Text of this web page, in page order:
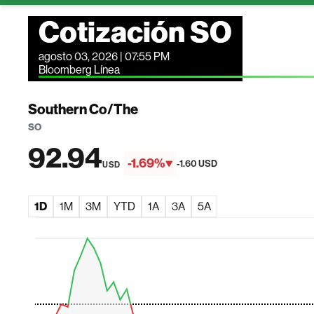
Cotización SO
agosto 03, 2026 | 07:55 PM
Bloomberg Línea
Southern Co/The
SO
92.94USD -1.69% -1.60 USD
1D 1M 3M YTD 1A 3A 5A